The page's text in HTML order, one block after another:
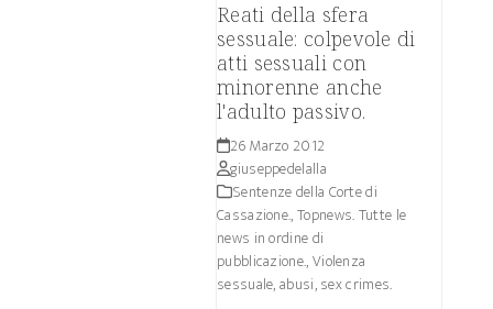
Reati della sfera
sessuale: colpevole di
atti sessuali con
minorenne anche
l'adulto passivo.
26 Marzo 2012
giuseppedelalla
Sentenze della Corte di
Cassazione.,Topnews. Tutte le
news in ordine di
pubblicazione.,Violenza
sessuale, abusi, sex crimes.